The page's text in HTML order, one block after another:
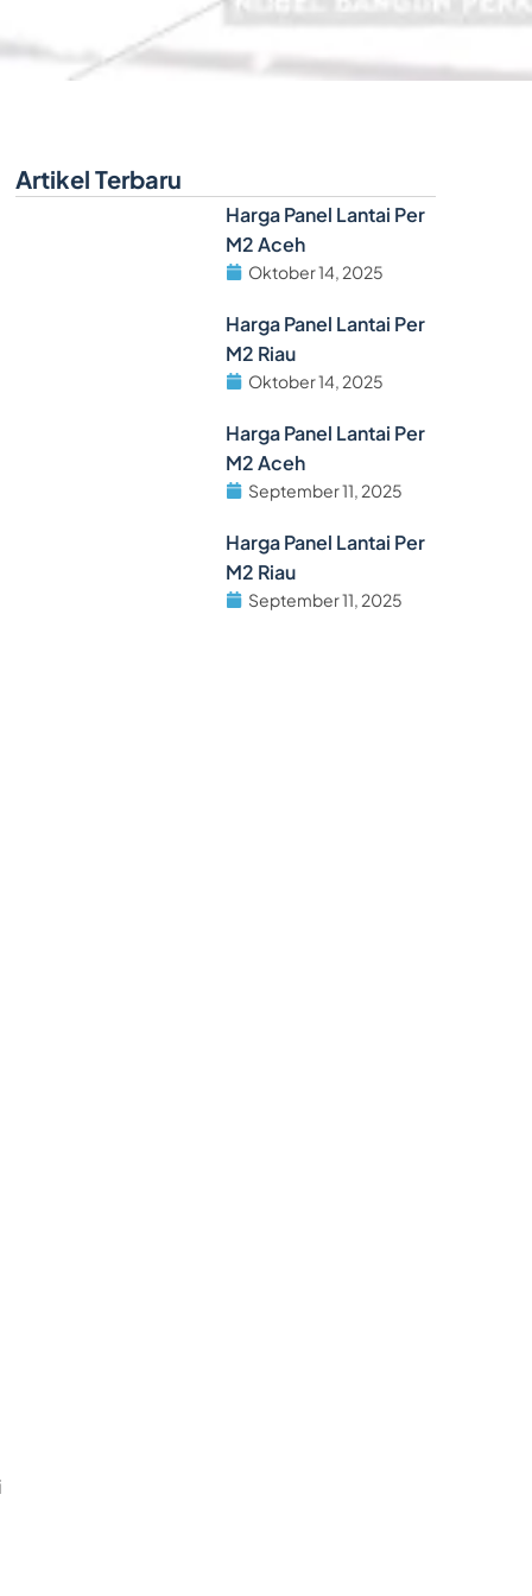
Artikel Terbaru
Harga Panel Lantai Per
M2 Aceh
Oktober 14, 2025
Harga Panel Lantai Per
M2 Riau
Oktober 14, 2025
Harga Panel Lantai Per
M2 Aceh
September 11, 2025
Harga Panel Lantai Per
M2 Riau
September 11, 2025